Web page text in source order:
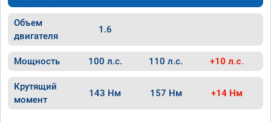
Объем
двигателя
1.6
Мощность 100 л.с. 110 л.с. +10 л.с.
Крутящий
момент
143 Нм 157 Нм +14 Нм